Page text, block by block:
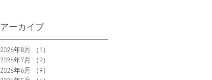
アーカイブ
2026年8月 （1）
2026年7月
（9）
2026年6月
（9）